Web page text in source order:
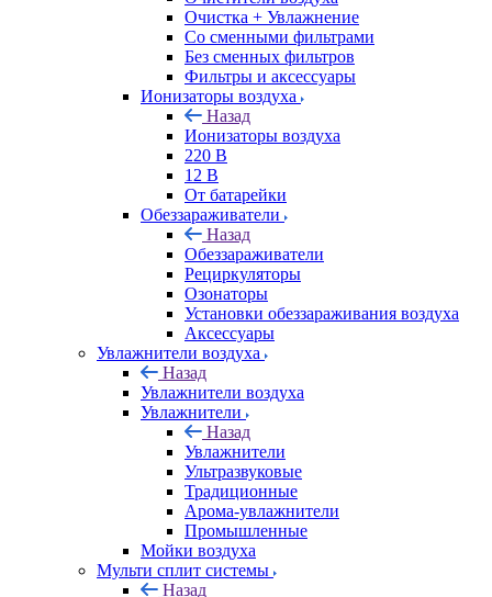
Очистка + Увлажнение
Cо сменными фильтрами
Без сменных фильтров
Фильтры и аксессуары
Ионизаторы воздуха
Назад
Ионизаторы воздуха
220 В
12 В
От батарейки
Обеззараживатели
Назад
Обеззараживатели
Рециркуляторы
Озонаторы
Установки обеззараживания воздуха
Аксессуары
Увлажнители воздуха
Назад
Увлажнители воздуха
Увлажнители
Назад
Увлажнители
Ультразвуковые
Традиционные
Арома-увлажнители
Промышленные
Мойки воздуха
Мульти сплит системы
Назад